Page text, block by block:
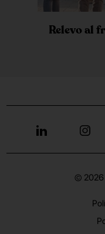
Relevo al
© 2026